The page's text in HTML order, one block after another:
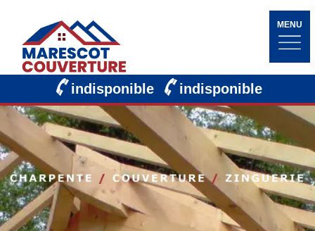
MENU
indisponible indisponible